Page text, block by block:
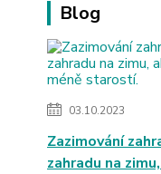
Blog
03.10.2023
Zazimování
zahradu na